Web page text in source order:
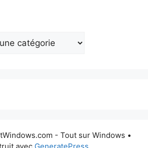
- Tout sur Windows •
avec GeneratePress